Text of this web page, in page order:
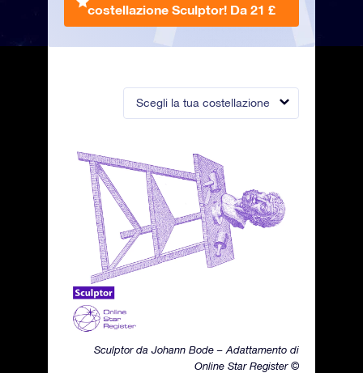
Scegli la tua costellazione
Sculptor da Johann Bode – Adattamento di
Online Star Register ©
costellazione Sculptor! Da 21 £